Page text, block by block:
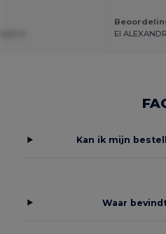
EI
Kan ik mijn
Waar